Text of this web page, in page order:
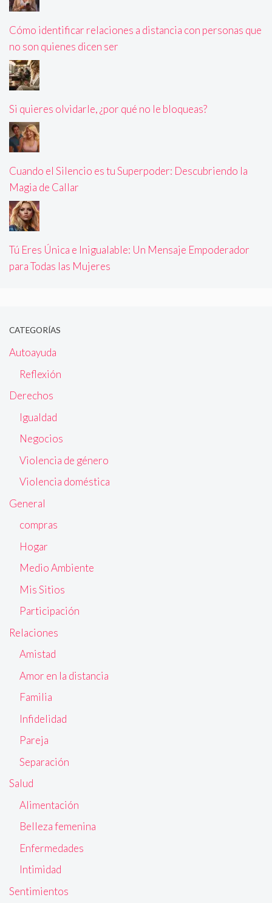
Cómo identificar relaciones a distancia con personas que
no son quienes dicen ser
Si quieres olvidarle, ¿por qué no le bloqueas?
Cuando el Silencio es tu Superpoder: Descubriendo la
Magia de Callar
Tú Eres Única e Inigualable: Un Mensaje Empoderador
para Todas las Mujeres
CATEGORÍAS
Autoayuda
Reflexión
Derechos
Igualdad
Negocios
Violencia de género
Violencia doméstica
General
compras
Hogar
Medio Ambiente
Mis Sitios
Participación
Relaciones
Amistad
Amor en la distancia
Familia
Infidelidad
Pareja
Separación
Salud
Alimentación
Belleza femenina
Enfermedades
Intimidad
Sentimientos